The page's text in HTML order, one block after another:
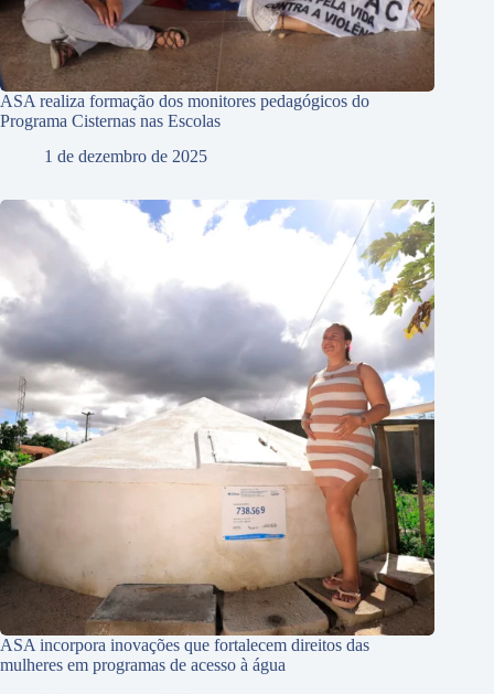
ASA realiza formação dos monitores pedagógicos do
Programa Cisternas nas Escolas
1 de dezembro de 2025
ASA incorpora inovações que fortalecem direitos das
mulheres em programas de acesso à água